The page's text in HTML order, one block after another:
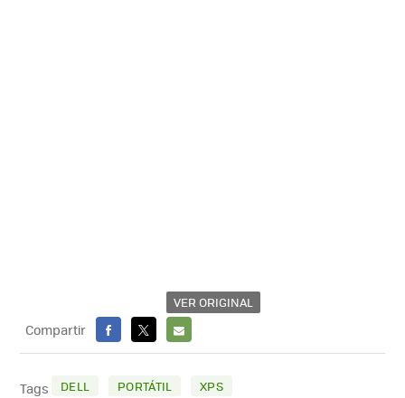
VER ORIGINAL
Compartir
FACEBOOK
X
E-
MAIL
Tags DELL PORTÁTIL XPS